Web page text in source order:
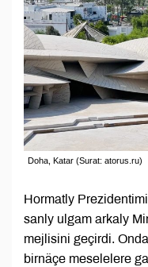
Doha, Katar (Surat: atorus.ru)
Hormatly
sanly ulgam arkaly
mejlisini geçirdi.
birnäçe meselelere